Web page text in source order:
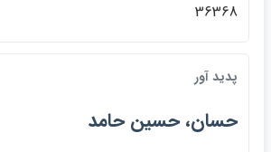
36368
پديد آور
حسان، حسين حامد